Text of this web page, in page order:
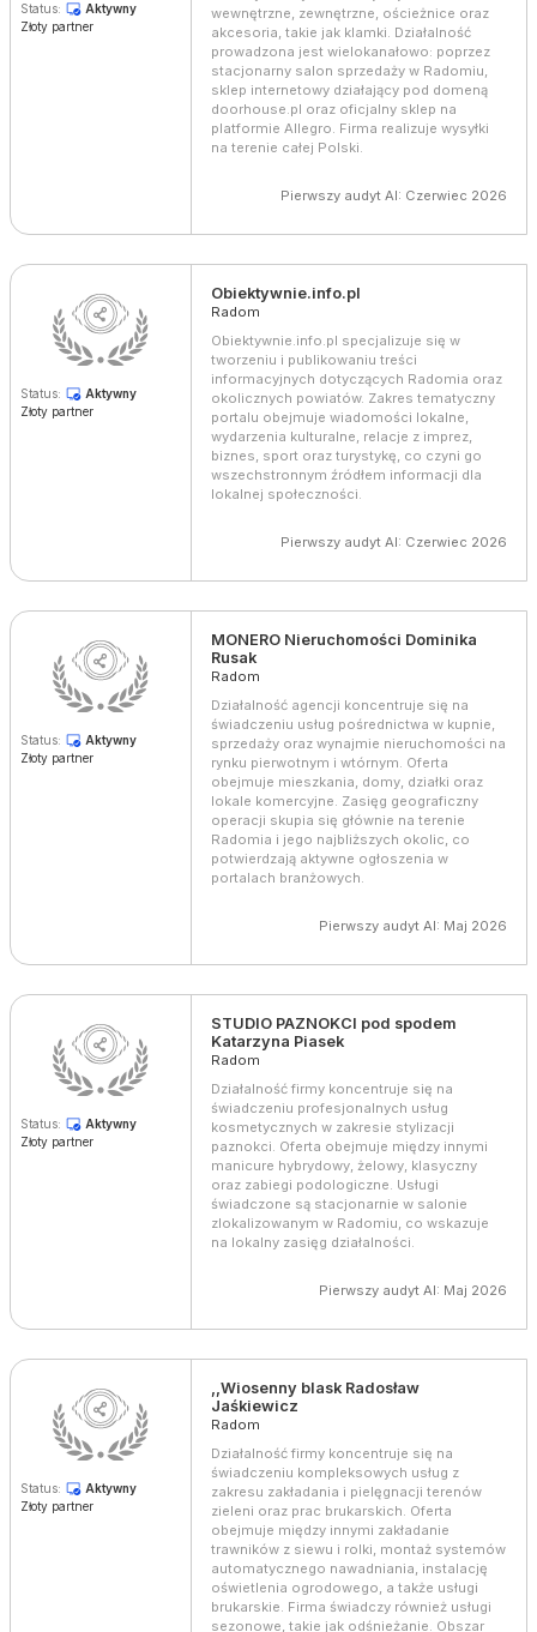
Status:
Aktywny
Złoty partner
wewnętrzne, zewnętrzne, ościeżnice oraz
akcesoria, takie jak klamki. Działalność
prowadzona jest wielokanałowo: poprzez
stacjonarny salon sprzedaży w Radomiu,
sklep internetowy działający pod domeną
doorhouse.pl oraz oficjalny sklep na
platformie Allegro. Firma realizuje wysyłki
na terenie całej Polski.
Pierwszy audyt AI: Czerwiec 2026
Status:
Aktywny
Złoty partner
Obiektywnie.info.pl
Radom
Obiektywnie.info.pl specjalizuje się w
tworzeniu i publikowaniu treści
informacyjnych dotyczących Radomia oraz
okolicznych powiatów. Zakres tematyczny
portalu obejmuje wiadomości lokalne,
wydarzenia kulturalne, relacje z imprez,
biznes, sport oraz turystykę, co czyni go
wszechstronnym źródłem informacji dla
lokalnej społeczności.
Pierwszy audyt AI: Czerwiec 2026
Status:
Aktywny
Złoty partner
MONERO Nieruchomości Dominika
Rusak
Radom
Działalność agencji koncentruje się na
świadczeniu usług pośrednictwa w kupnie,
sprzedaży oraz wynajmie nieruchomości na
rynku pierwotnym i wtórnym. Oferta
obejmuje mieszkania, domy, działki oraz
lokale komercyjne. Zasięg geograficzny
operacji skupia się głównie na terenie
Radomia i jego najbliższych okolic, co
potwierdzają aktywne ogłoszenia w
portalach branżowych.
Pierwszy audyt AI: Maj 2026
Status:
Aktywny
Złoty partner
STUDIO PAZNOKCI pod spodem
Katarzyna Piasek
Radom
Działalność firmy koncentruje się na
świadczeniu profesjonalnych usług
kosmetycznych w zakresie stylizacji
paznokci. Oferta obejmuje między innymi
manicure hybrydowy, żelowy, klasyczny
oraz zabiegi podologiczne. Usługi
świadczone są stacjonarnie w salonie
zlokalizowanym w Radomiu, co wskazuje
na lokalny zasięg działalności.
Pierwszy audyt AI: Maj 2026
Status:
Aktywny
Złoty partner
,,Wiosenny blask Radosław
Jaśkiewicz
Radom
Działalność firmy koncentruje się na
świadczeniu kompleksowych usług z
zakresu zakładania i pielęgnacji terenów
zieleni oraz prac brukarskich. Oferta
obejmuje między innymi zakładanie
trawników z siewu i rolki, montaż systemów
automatycznego nawadniania, instalację
oświetlenia ogrodowego, a także usługi
brukarskie. Firma świadczy również usługi
sezonowe, takie jak odśnieżanie. Obszar